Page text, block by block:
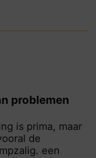
problemen
is prima, maar
de
een